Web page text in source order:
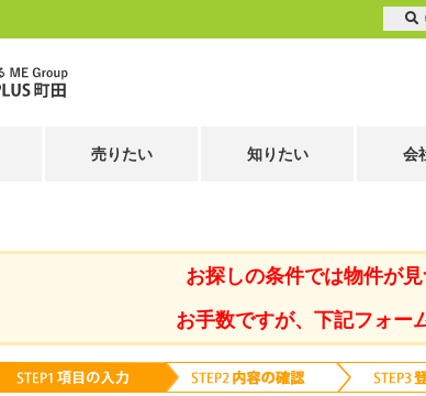
売りたい 知りたい 会
お探しの条件では物件が見
お手数ですが、下記フォー